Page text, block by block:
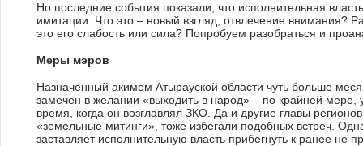
Но последние события показали, что исполнительная
имитации. Что это – новый взгляд, отвлечение внимания?
это его слабость или сила? Попробуем разобраться и
Меры мэров
Назначенный акимом Атырауской области чуть больше
замечен в желании «выходить в народ» – по крайней мере,
время, когда он возглавлял ЗКО. Да и другие главы
«земельные митинги», тоже избегали подобных встреч.
заставляет исполнительную власть прибегнуть к ранее не